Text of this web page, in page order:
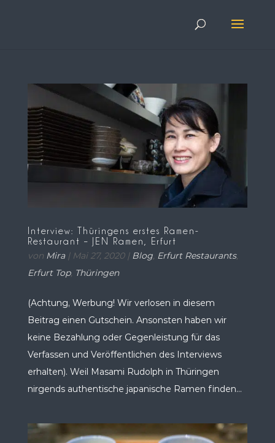
Interview: Thüringens erstes Ramen-
Restaurant – JEN Ramen, Erfurt
von Mira| Mai 27, 2020| Blog, Erfurt Restaurants,
Erfurt Top, Thüringen
(Achtung, Werbung! Wir verlosen in diesem
Beitrag einen Gutschein. Ansonsten haben wir
keine Bezahlung oder Gegenleistung für das
Verfassen und Veröffentlichen des Interviews
erhalten). Weil Masami Rudolph in Thüringen
nirgends authentische japanische Ramen finden...